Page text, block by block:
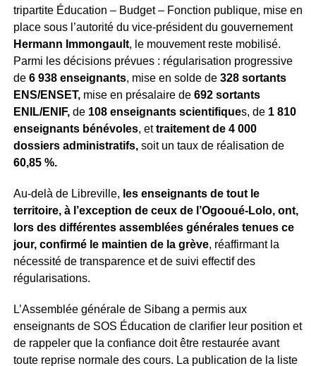
tripartite Éducation – Budget – Fonction publique, mise en
place sous l’autorité du vice-président du gouvernement
Hermann Immongault, le mouvement reste mobilisé.
Parmi les décisions prévues : régularisation progressive
de 6 938 enseignants, mise en solde de 328 sortants
ENS/ENSET,mise en présalaire de 692 sortants
ENIL/ENIF,de 108 enseignants scientifiques, de 1 810
enseignants bénévoles, ettraitement de 4 000
dossiers administratifs,soit un taux de réalisation de
60,85 %.
Au-delà de Libreville, les enseignants de tout le
territoire, à l’exception de ceux de l’Ogooué-Lolo, ont,
lors des différentes assemblées générales tenues ce
jour, confirmé le maintien de la grève, réaffirmant la
nécessité de transparence et de suivi effectif des
régularisations.
L’Assemblée générale de Sibang a permis aux
enseignants de SOS Éducation de clarifier leur position et
de rappeler que la confiance doit être restaurée avant
toute reprise normale des cours. La publication de la liste